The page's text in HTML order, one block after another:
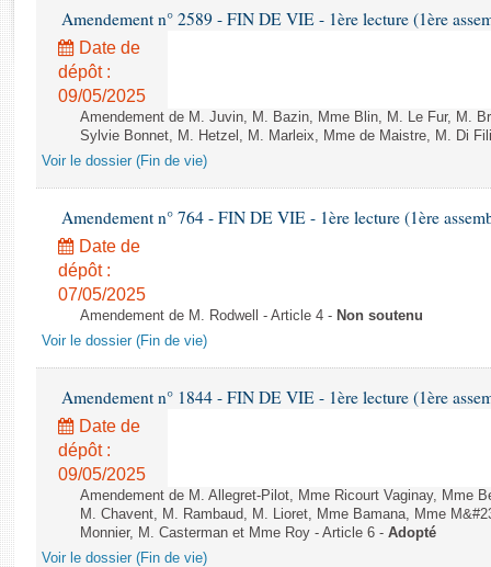
Rapports sur l'application des lois
Baromètre de l’application des lois
Dossiers législatifs
Budget et sécurité sociale
Comptes rendus des débats
Amendement n° 2589 - FIN DE VIE - 1ère lecture (1ère
Date de
dépôt :
09/05/2025
Amendement de M. Juvin, M. Bazin, Mme Blin, M. Le Fur, M.
Sylvie Bonnet, M. Hetzel, M. Marleix, Mme de Maistre, M. Di
Voir le dossier (Fin de vie)
Amendement n° 764 - FIN DE VIE - 1ère lecture (1ère
Date de
dépôt :
07/05/2025
Amendement de M. Rodwell - Article 4 - Non soutenu
Voir le dossier (Fin de vie)
Amendement n° 1844 - FIN DE VIE - 1ère lecture (1ère
Date de
dépôt :
09/05/2025
Amendement de M. Allegret-Pilot, Mme Ricourt Vaginay, Mme
M. Chavent, M. Rambaud, M. Lioret, Mme Bamana, Mme
Monnier, M. Casterman et Mme Roy - Article 6 - Adopté
Voir le dossier (Fin de vie)